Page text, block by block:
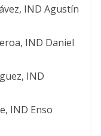
IND Agustín
IND Daniel
IND
IND Enso